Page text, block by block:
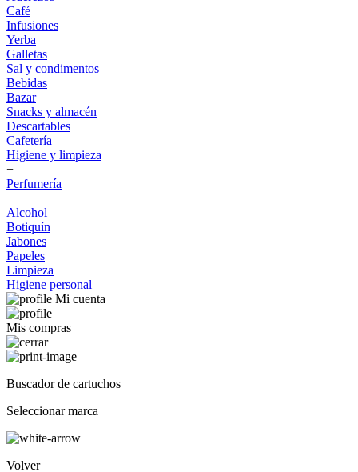
Café
Infusiones
Yerba
Galletas
Sal y condimentos
Bebidas
Bazar
Snacks y almacén
Descartables
Cafetería
Higiene y limpieza
+
Perfumería
+
Alcohol
Botiquín
Jabones
Papeles
Limpieza
Higiene personal
Mi cuenta
Mis compras
Buscador de cartuchos
Seleccionar marca
Volver